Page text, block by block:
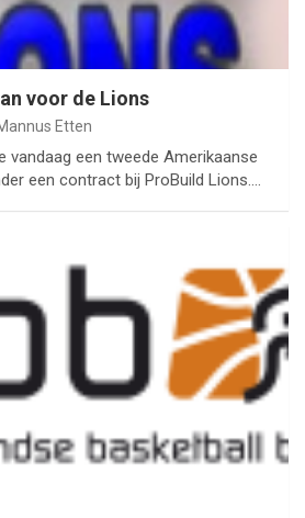
voor de Lions
Etten
vandaag een tweede Amerikaanse
een contract bij ProBuild Lions.…